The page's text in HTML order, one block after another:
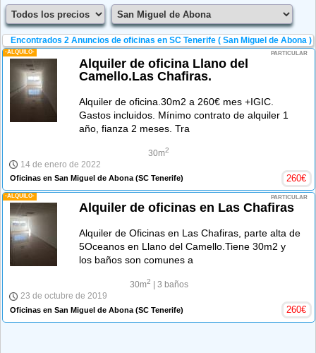
Encontrados 2 Anuncios de oficinas en SC Tenerife ( San Miguel de Abona )
-ALQUILO- PARTICULAR
Alquiler de oficina Llano del
Camello.Las Chafiras.
Alquiler de oficina.30m2 a 260€ mes +IGIC.
Gastos incluidos. Mínimo contrato de alquiler 1
año, fianza 2 meses. Tra
30m2
14 de enero de 2022
Oficinas en San Miguel de Abona (SC Tenerife) 260€
-ALQUILO- PARTICULAR
Alquiler de oficinas en Las Chafiras
Alquiler de Oficinas en Las Chafiras, parte alta de
5Oceanos en Llano del Camello.Tiene 30m2 y
los baños son comunes a
30m2
| 3 baños
23 de octubre de 2019
Oficinas en San Miguel de Abona (SC Tenerife) 260€